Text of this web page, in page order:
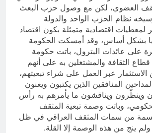
العضوي، لكن مع وصول حزب البعث
نظام الحزب الواحد والدولة
لمعطيات اقتصادية متمثلة بكون اقتصاد
بشكل أساس، وقد أمسكت الحكومة
على عائدات البترول، باتت حكومة
الثقافة والمشتغلين به على أنهم
الاستثمار عبر العمل على شراء تبعيتهم،
المنافقين الذين يكتبون ويغنون
وينظّرون ويناقشون ما يأمرهم به رأس
وباتت وصمة تبعية المثقف
من سمات المثقف العراقي في ظل
ولم ينج من هذه الوصمة إلا القلة.